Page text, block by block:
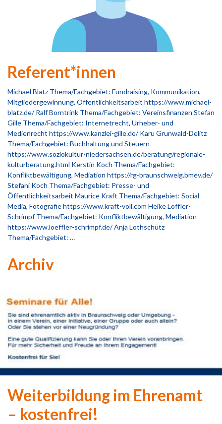
Referent*innen
Michael Blatz Thema/Fachgebiet: Fundraising, Kommunikation,
Mitgliedergewinnung, Öffentlichkeitsarbeit https://www.michael-
blatz.de/ Ralf Borntrink Thema/Fachgebiet: Vereinsfinanzen Stefan
Gille Thema/Fachgebiet: Internetrecht, Urheber- und
Medienrecht https://www.kanzlei-gille.de/ Karu Grunwald-Delitz
Thema/Fachgebiet: Buchhaltung und Steuern
https://www.soziokultur-niedersachsen.de/beratung/regionale-
kulturberatung.html Kerstin Koch Thema/Fachgebiet:
Konfliktbewältigung, Mediation https://rg-braunschweig.bmev.de/
Stefani Koch Thema/Fachgebiet: Presse- und
Öffentlichkeitsarbeit Maurice Kraft Thema/Fachgebiet: Social
Media, Fotografie https://www.kraft-voll.com Heike Löffler-
Schrimpf Thema/Fachgebiet: Konfliktbewältigung, Mediation
https://www.loeffler-schrimpf.de/ Anja Lothschütz
Thema/Fachgebiet: …
Archiv
Weiterbildung im Ehrenamt
– kostenfrei!